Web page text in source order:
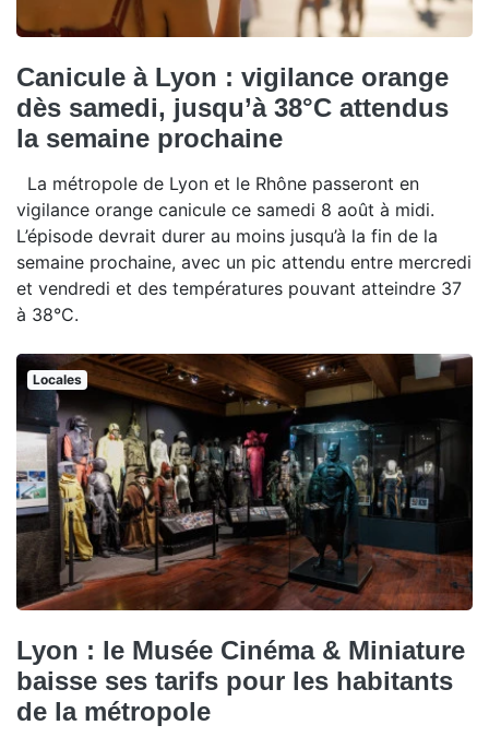
Canicule à Lyon : vigilance orange
dès samedi, jusqu’à 38°C attendus
la semaine prochaine
La métropole de Lyon et le Rhône passeront en
vigilance orange canicule ce samedi 8 août à midi.
L’épisode devrait durer au moins jusqu’à la fin de la
semaine prochaine, avec un pic attendu entre mercredi
et vendredi et des températures pouvant atteindre 37
à 38°C.
Locales
Lyon : le Musée Cinéma & Miniature
baisse ses tarifs pour les habitants
de la métropole